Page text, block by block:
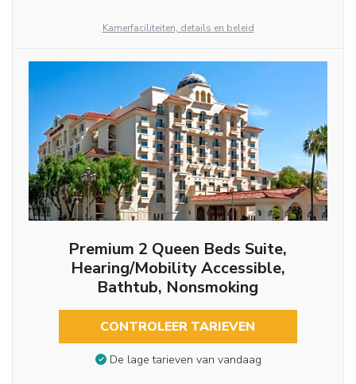
Kamerfaciliteiten, details en beleid
Premium 2 Queen Beds Suite,
Hearing/Mobility Accessible,
Bathtub, Nonsmoking
CONTROLEER TARIEVEN
De lage tarieven van vandaag